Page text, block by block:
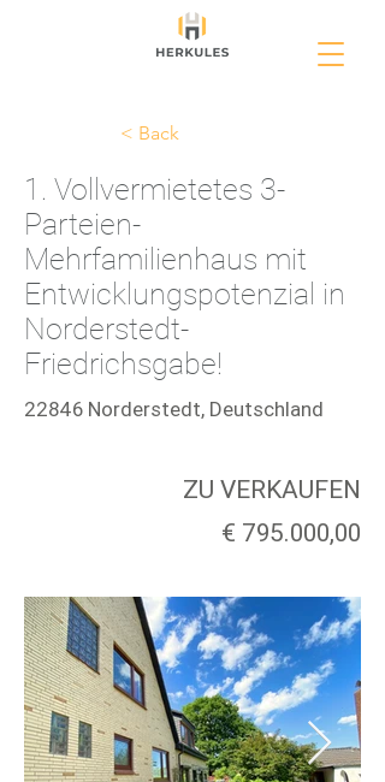
< Back
1. Vollvermietetes 3-
Parteien-
Mehrfamilienhaus mit
Entwicklungspotenzial in
Norderstedt-
Friedrichsgabe!
22846 Norderstedt, Deutschland
ZU VERKAUFEN
€ 795.000,00